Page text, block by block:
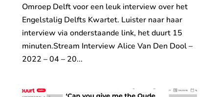
Omroep Delft voor een leuk interview over het
Engelstalig Delfts Kwartet. Luister naar haar
interview via onderstaande link, het duurt 15
minuten.Stream Interview Alice Van Den Dool –
2022 – 04 – 20...